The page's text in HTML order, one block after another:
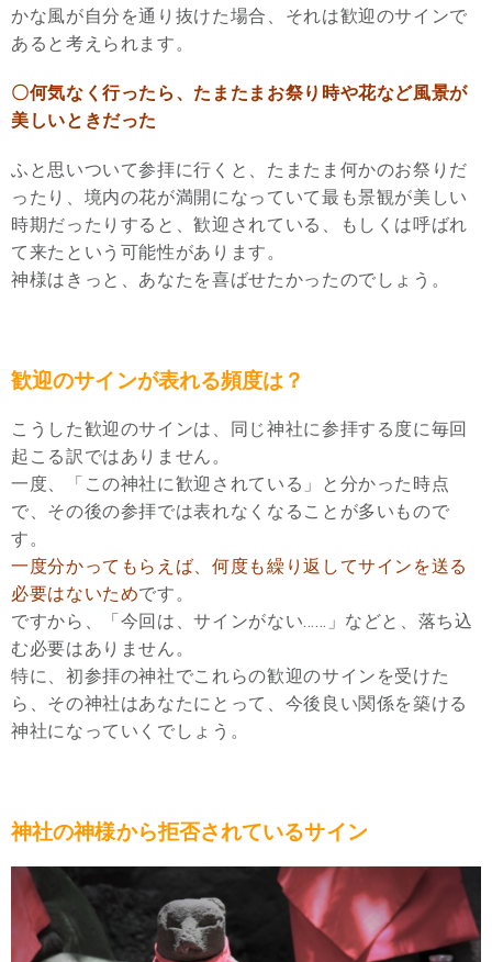
かな風が自分を通り抜けた場合、それは歓迎のサインで
あると考えられます。
〇何気なく行ったら、たまたまお祭り時や花など風景が
美しいときだった
ふと思いついて参拝に行くと、たまたま何かのお祭りだ
ったり、境内の花が満開になっていて最も景観が美しい
時期だったりすると、歓迎されている、もしくは呼ばれ
て来たという可能性があります。
神様はきっと、あなたを喜ばせたかったのでしょう。
歓迎のサインが表れる頻度は？
こうした歓迎のサインは、同じ神社に参拝する度に毎回
起こる訳ではありません。
一度、「この神社に歓迎されている」と分かった時点
で、その後の参拝では表れなくなることが多いもので
す。
一度分かってもらえば、何度も繰り返してサインを送る
必要はないためです。
ですから、「今回は、サインがない……」などと、落ち込
む必要はありません。
特に、初参拝の神社でこれらの歓迎のサインを受けた
ら、その神社はあなたにとって、今後良い関係を築ける
神社になっていくでしょう。
神社の神様から拒否されているサイン